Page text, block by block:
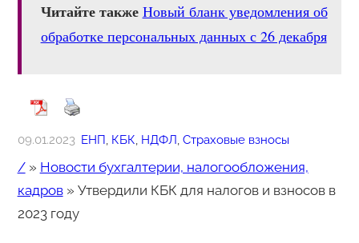
Читайте также Новый бланк уведомления об
обработке персональных данных с 26 декабря
09.01.2023 ЕНП, КБК, НДФЛ, Страховые взносы
/» Новости бухгалтерии, налогообложения,
кадров» Утвердили КБК для налогов и взносов в
2023 году